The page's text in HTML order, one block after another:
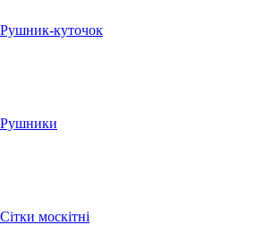
Рушник-куточок
Рушники
Сітки москітні